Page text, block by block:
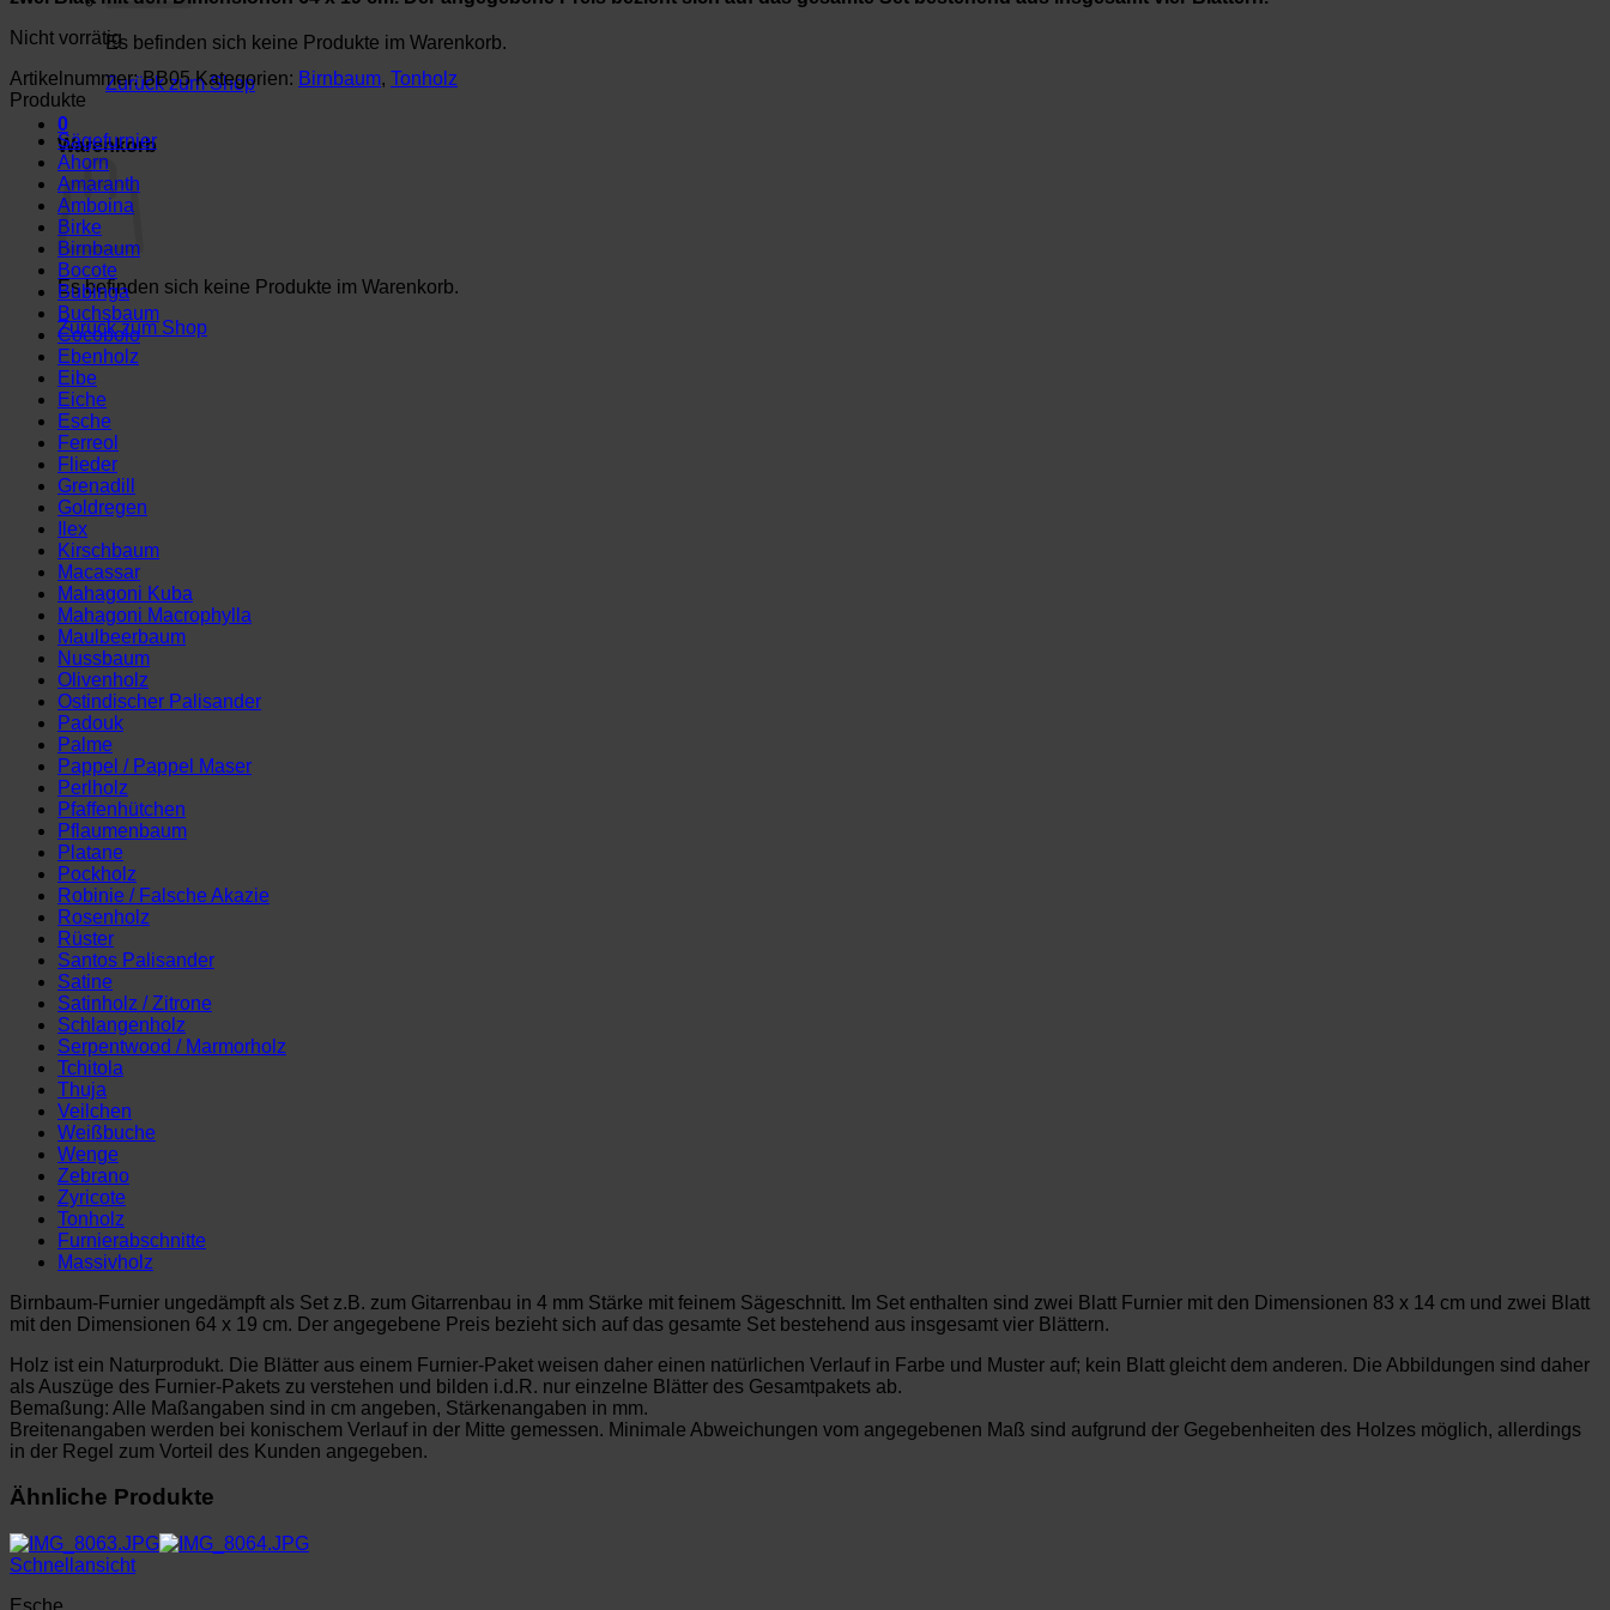
Es befinden sich keine Produkte im Warenkorb.
Zurück zum Shop
0
Warenkorb
Es befinden sich keine Produkte im Warenkorb.
Zurück zum Shop
Nicht vorrätig
Artikelnummer:BB05 Kategorien: Birnbaum, Tonholz
Produkte
Sägefurnier
Ahorn
Amaranth
Amboina
Birke
Birnbaum
Bocote
Bubinga
Buchsbaum
Cocobolo
Ebenholz
Eibe
Eiche
Esche
Ferreol
Flieder
Grenadill
Goldregen
Ilex
Kirschbaum
Macassar
Mahagoni Kuba
Mahagoni Macrophylla
Maulbeerbaum
Nussbaum
Olivenholz
Ostindischer Palisander
Padouk
Palme
Pappel / Pappel Maser
Perlholz
Pfaffenhütchen
Pflaumenbaum
Platane
Pockholz
Robinie / Falsche Akazie
Rosenholz
Rüster
Santos Palisander
Satine
Satinholz / Zitrone
Schlangenholz
Serpentwood / Marmorholz
Tchitola
Thuja
Veilchen
Weißbuche
Wenge
Zebrano
Zyricote
Tonholz
Furnierabschnitte
Massivholz
Birnbaum-Furnier ungedämpft als Set z.B. zum Gitarrenbau in 4 mm Stärke mit feinem Sägeschnitt. Im Set enthalten sind zwei Blatt Furnier mit den Dimensionen 83 x 14 cm und zwei Blatt
mit den Dimensionen 64 x 19 cm. Der angegebene Preis bezieht sich auf das gesamte Set bestehend aus insgesamt vier Blättern.
Holz ist ein Naturprodukt. Die Blätter aus einem Furnier-Paket weisen daher einen natürlichen Verlauf in Farbe und Muster auf; kein Blatt gleicht dem anderen. Die Abbildungen sind daher
als Auszüge des Furnier-Pakets zu verstehen und bilden i.d.R. nur einzelne Blätter des Gesamtpakets ab.
Bemaßung: Alle Maßangaben sind in cm angeben, Stärkenangaben in mm.
Breitenangaben werden bei konischem Verlauf in der Mitte gemessen. Minimale Abweichungen vom angegebenen Maß sind aufgrund der Gegebenheiten des Holzes möglich, allerdings
in der Regel zum Vorteil des Kunden angegeben.
Ähnliche Produkte
Schnellansicht